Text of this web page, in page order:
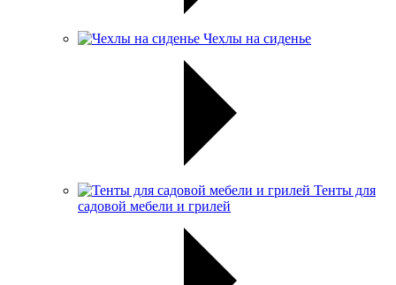
Чехлы на сиденье
Тенты для
садовой мебели и грилей